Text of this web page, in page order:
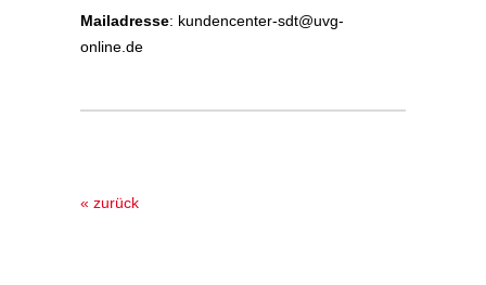
Mailadresse: kundencenter-sdt@uvg-
online.de
« zurück